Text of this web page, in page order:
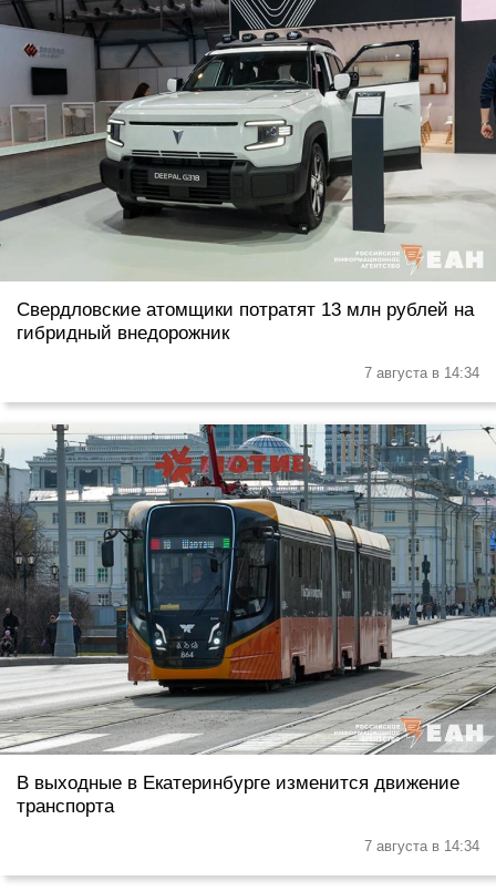
Свердловские атомщики потратят 13 млн рублей на
гибридный внедорожник
7 августа в 14:34
В выходные в Екатеринбурге изменится движение
транспорта
7 августа в 14:34